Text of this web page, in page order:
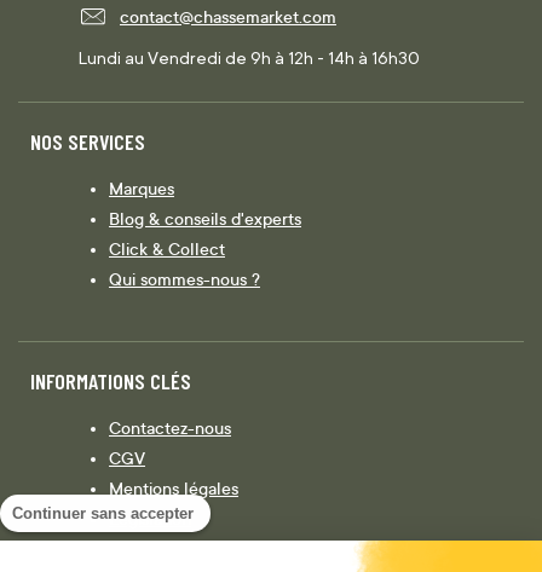
Continuer sans accepter
contact@chassemarket.com
Lundi au Vendredi de 9h à 12h - 14h à 16h30
NOS SERVICES
Marques
Blog & conseils d'experts
Click & Collect
Qui sommes-nous ?
INFORMATIONS CLÉS
Contactez-nous
CGV
Mentions légales
Législation